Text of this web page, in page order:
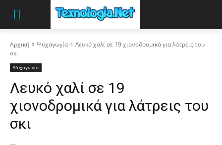
Αρχική Ψυχαγωγία
Λευκό χαλί σε 19 χιονοδρομικά για λάτρεις του
σκι
Ψυχαγωγία
Λευκό χαλί σε 19
χιονοδρομικά για λάτρεις του
σκι